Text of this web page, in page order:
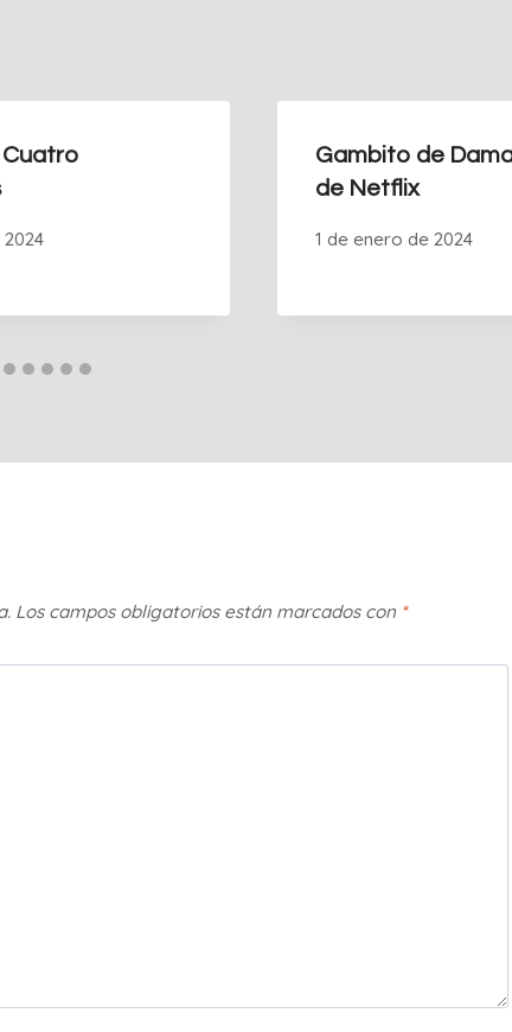
Gambito de
de Netflix
1 de enero de 2024
Los campos obligatorios están marcados con *